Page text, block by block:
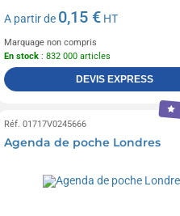
A partir de 0,15 €HT
Marquage non compris
En stock: 832 000 articles
DEVIS EXPRESS
Réf. 01717V0245666
Agenda de poche Londres